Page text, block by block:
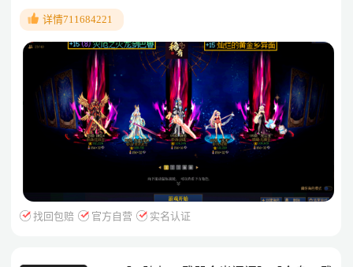
他3个红12角色；红眼+缪斯+龙骑+奶妈】 【迷雾51级
+13卷子还在+黄金转职书还在+10套51+10个夏日优惠
卷】 详情去看；
详情711684221
找回包赔 官方自营 实名认证